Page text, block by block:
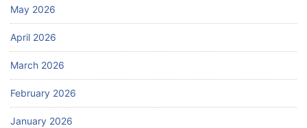
May 2026
April 2026
March 2026
February 2026
January 2026